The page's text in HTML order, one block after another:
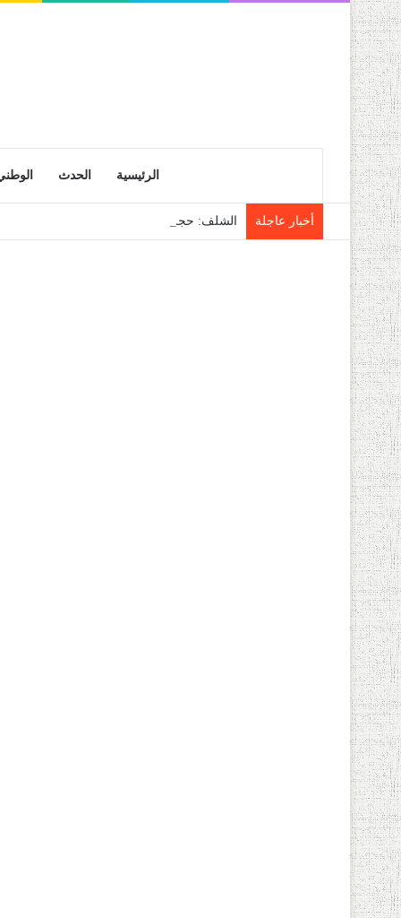
الرئيسية الحدث
أخبار عاجلة الشلف: حجز قرابة 28 قنطار من فاكهة الموز الموجهة للمضاربة